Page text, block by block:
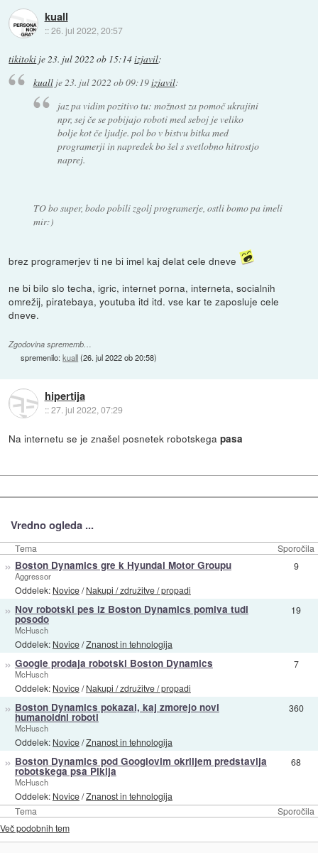
kuall
::26. jul 2022, 20:57
tikitoki je23. jul 2022 ob 15:14izjavil:
kuallje23. jul 2022 ob 09:19izjavil:
jaz pa vidim pozitivo tu: možnost za pomoč ukrajini
npr, sej če se pobijajo roboti med seboj je veliko
bolje kot če ljudje. pol bo v bistvu bitka med
programerji in napredek bo šel s svetlobno hitrostjo
naprej.
TO bo super, bodo pobili zgolj programerje, ostli bomo pa imeli
mir:)
brez programerjev ti ne bi imel kaj delat cele dneve
ne bi bilo slo techa, igric, internet porna, interneta, socialnih
omrežij, piratebaya, youtuba itd itd. vse kar te zaposluje cele
dneve.
Zgodovina sprememb…
spremenilo:kuall(26. jul 2022 ob 20:58)
hipertija
::27. jul 2022, 07:29
Na internetu se je znašel posnetek robotskega pasa
Vredno ogleda ...
Tema Sporočila
Tema Sporočila
» Boston Dynamics gre k Hyundai Motor Groupu
Aggressor
Oddelek: Novice/Nakupi / združitve / propadi
9
» Nov robotski pes iz Boston Dynamics pomiva tudi
posodo
McHusch
Oddelek: Novice/Znanost in tehnologija
19
» Google prodaja robotski Boston Dynamics
McHusch
Oddelek: Novice/Nakupi / združitve / propadi
7
» Boston Dynamics pokazal, kaj zmorejo novi
humanoidni roboti
McHusch
Oddelek: Novice/Znanost in tehnologija
360
» Boston Dynamics pod Googlovim okriljem predstavlja
robotskega psa Pikija
McHusch
Oddelek: Novice/Znanost in tehnologija
68
Več podobnih tem